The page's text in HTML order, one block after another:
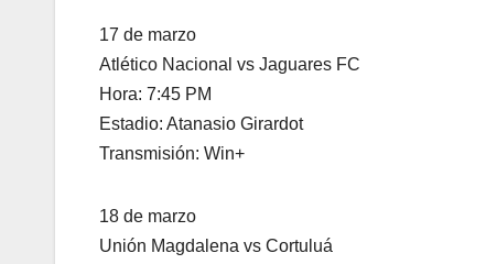
17 de marzo
Atlético Nacional vs Jaguares FC
Hora: 7:45 PM
Estadio: Atanasio Girardot
Transmisión: Win+
18 de marzo
Unión Magdalena vs Cortuluá